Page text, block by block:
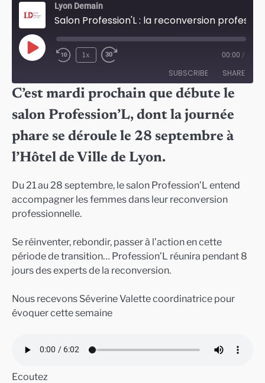
Lyon Demain
Play
1x 00:00 /
SUBSCRIBE SHARE
RSS FEED
SHARE
LINK
EMBED
C’est mardi prochain que débute le
salon Profession’L, dont la journée
phare se déroule le 28 septembre à
l’Hôtel de Ville de Lyon.
Du 21 au 28 septembre, le salon Profession’L entend
accompagner les femmes dans leur reconversion
professionnelle.
Se réinventer, rebondir, passer à l’action en cette
période de transition… Profession’L réunira pendant 8
jours des experts de la reconversion.
Nous recevons Séverine Valette coordinatrice pour
évoquer cette semaine
Ecoutez